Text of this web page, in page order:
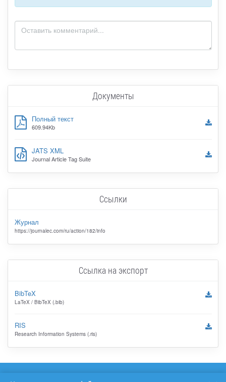
Документы
Полный текст
609.94Kb
JATS XML
Journal Article Tag Suite
Ссылки
Журнал
https://journalec.com/ru/action/182/info
Ссылка на экспорт
BibTeX
LaTeX / BibTeX (.bib)
RIS
Research Information Systems (.ris)